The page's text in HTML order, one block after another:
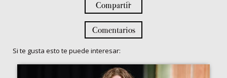
Compartir
Comentarios
Si te gusta esto te puede interesar: